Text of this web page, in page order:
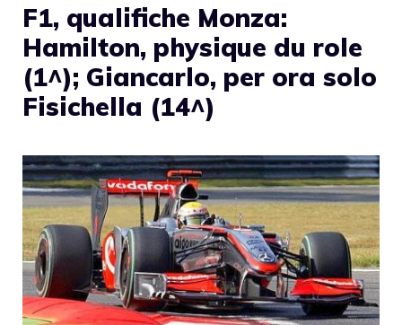
F1, qualifiche Monza:
Hamilton, physique du role
(1^); Giancarlo, per ora solo
Fisichella (14^)